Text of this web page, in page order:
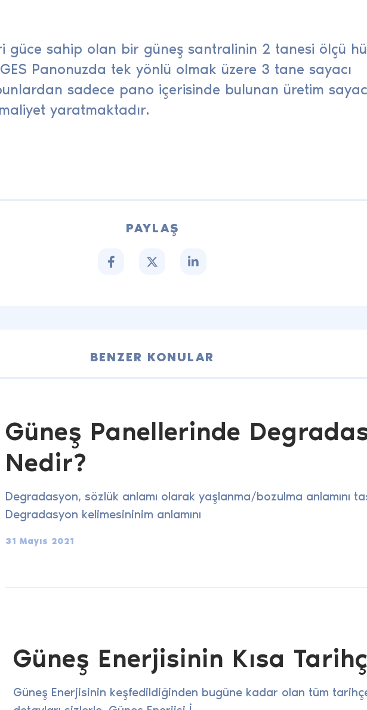
güce sahip olan bir güneş santralinin 2 tanesi ölçü
Panonuzda tek yönlü olmak üzere 3 tane sayacı
sadece pano içerisinde bulunan üretim
yaratmaktadır.
PAYLAŞ
BENZER KONULAR
Güneş Panellerinde
Nedir?
Degradasyon, sözlük anlamı olarak yaşlanma/bozulma anlamını
Degradasyon kelimesininim anlamını
31 Mayıs 2021
Güneş Enerjisinin Kısa
Güneş Enerjisinin keşfedildiğinden bugüne kadar olan tüm